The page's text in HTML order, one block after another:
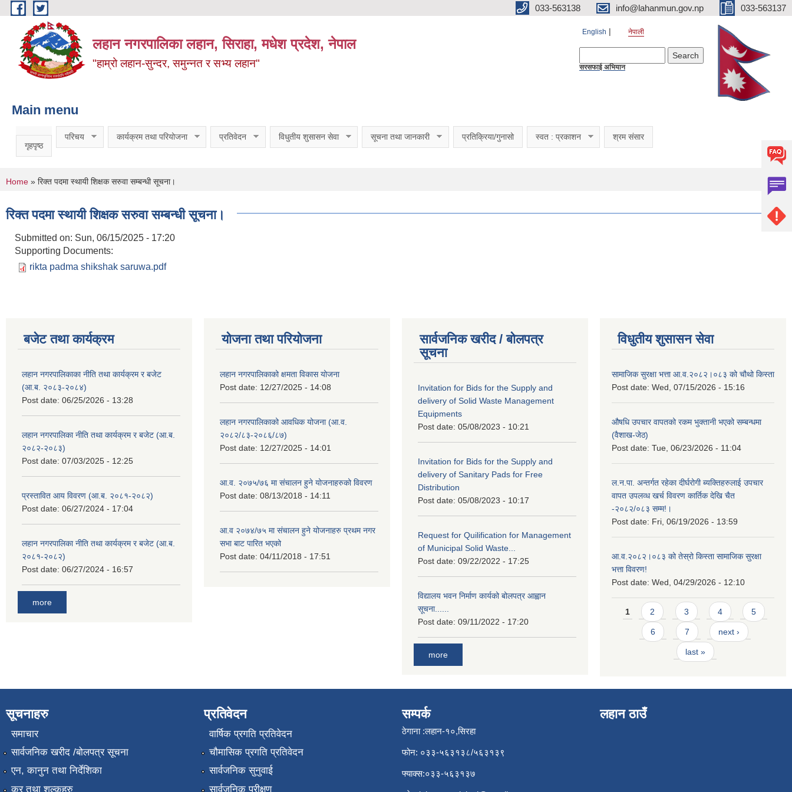
Skip to main content 033-563138 info@lahanmun.gov.np 033-563137
लहान नगरपालिका लहान, सिराहा, मधेश प्रदेश, नेपाल
"हाम्रो लहान-सुन्दर, समुन्नत र सभ्य लहान"
English नेपाली
सरसफाई अभियान
Main menu
गृहपृष्ठ
परिचय कार्यक्रम तथा परियोजना प्रतिवेदन विधुतीय शुसासन सेवा सूचना तथा जानकारी प्रतिक्रिया/गुनासो स्वत : प्रकाशन श्रम संसार
You are here
Home » रिक्त पदमा स्थायी शिक्षक सरुवा सम्बन्धी सूचना।
रिक्त पदमा स्थायी शिक्षक सरुवा सम्बन्धी सूचना।
Submitted on: Sun, 06/15/2025 - 17:20
Supporting Documents:
rikta padma shikshak saruwa.pdf
बजेट तथा कार्यक्रम
लहान नगरपालिकाका नीति तथा कार्यक्रम र बजेट
(आ.ब. २०८३-२०८४)
Post date: 06/25/2026 - 13:28
लहान नगरपालिका नीति तथा कार्यक्रम र बजेट (आ.ब.
२०८२-२०८३)
Post date: 07/03/2025 - 12:25
प्रस्तावित आय विवरण (आ.ब. २०८१-२०८२)
Post date: 06/27/2024 - 17:04
लहान नगरपालिका नीति तथा कार्यक्रम र बजेट (आ.ब.
२०८१-२०८२)
Post date: 06/27/2024 - 16:57
more
योजना तथा परियोजना
लहान नगरपालिकाको क्षमता विकास योजना
Post date: 12/27/2025 - 14:08
लहान नगरपालिकाको आवधिक योजना (आ.व.
२०८२/८३-२०८६/८७)
Post date: 12/27/2025 - 14:01
आ.व. २०७५/७६ मा संचालन हुने योजनाहरुको विवरण
Post date: 08/13/2018 - 14:11
आ.व २०७४/७५ मा संचालन हुने योजनाहरु प्रथम नगर
सभा बाट पारित भएको
Post date: 04/11/2018 - 17:51
सार्वजनिक खरीद / बोलपत्र
सूचना
Invitation for Bids for the Supply and
delivery of Solid Waste Management
Equipments
Post date: 05/08/2023 - 10:21
Invitation for Bids for the Supply and
delivery of Sanitary Pads for Free
Distribution
Post date: 05/08/2023 - 10:17
Request for Quilification for Management
of Municipal Solid Waste...
Post date: 09/22/2022 - 17:25
विद्यालय भवन निर्माण कार्यको बोलपत्र आह्वान
सूचना......
Post date: 09/11/2022 - 17:20
more
विधुतीय शुसासन सेवा
सामाजिक सुरक्षा भत्ता आ.व.२०८२।०८३ को चौथो किस्ता
Post date: Wed, 07/15/2026 - 15:16
औषधि उपचार वापतको रकम भुक्तानी भएको सम्बन्धमा
(वैशाख-जेठ)
Post date: Tue, 06/23/2026 - 11:04
ल.न.पा. अन्तर्गत रहेका दीर्घरोगी ब्यक्तिहरुलाई उपचार
वापत उपलव्ध खर्च विवरण कार्तिक देखि चैत
-२०८२/०८३ सम्म!।
Post date: Fri, 06/19/2026 - 13:59
आ.व.२०८२।०८३ को तेस्रो किस्ता सामाजिक सुरक्षा
भत्ता विवरण!
Post date: Wed, 04/29/2026 - 12:10
Pages
1 2 3 4 5
6 7 next ›
last »
सूचनाहरु
समाचार
सार्वजनिक खरीद /बोलपत्र सूचना
एन, कानुन तथा निर्देशिका
कर तथा शुल्कहरु
प्रतिवेदन
वार्षिक प्रगति प्रतिवेदन
चौमासिक प्रगति प्रतिवेदन
सार्वजनिक सुनुवाई
सार्वजनिक परीक्षण
सम्पर्क
ठेगाना :लहान-१०,सिरहा
फोन: ०३३-५६३१३८/५६३१३९
फ्याक्स:०३३-५६३१३७
लहान ठाउँ